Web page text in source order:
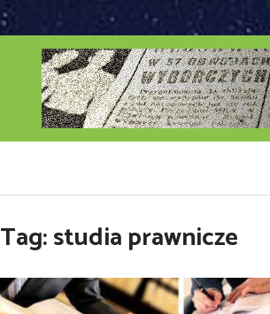
Tag:studia prawnicze